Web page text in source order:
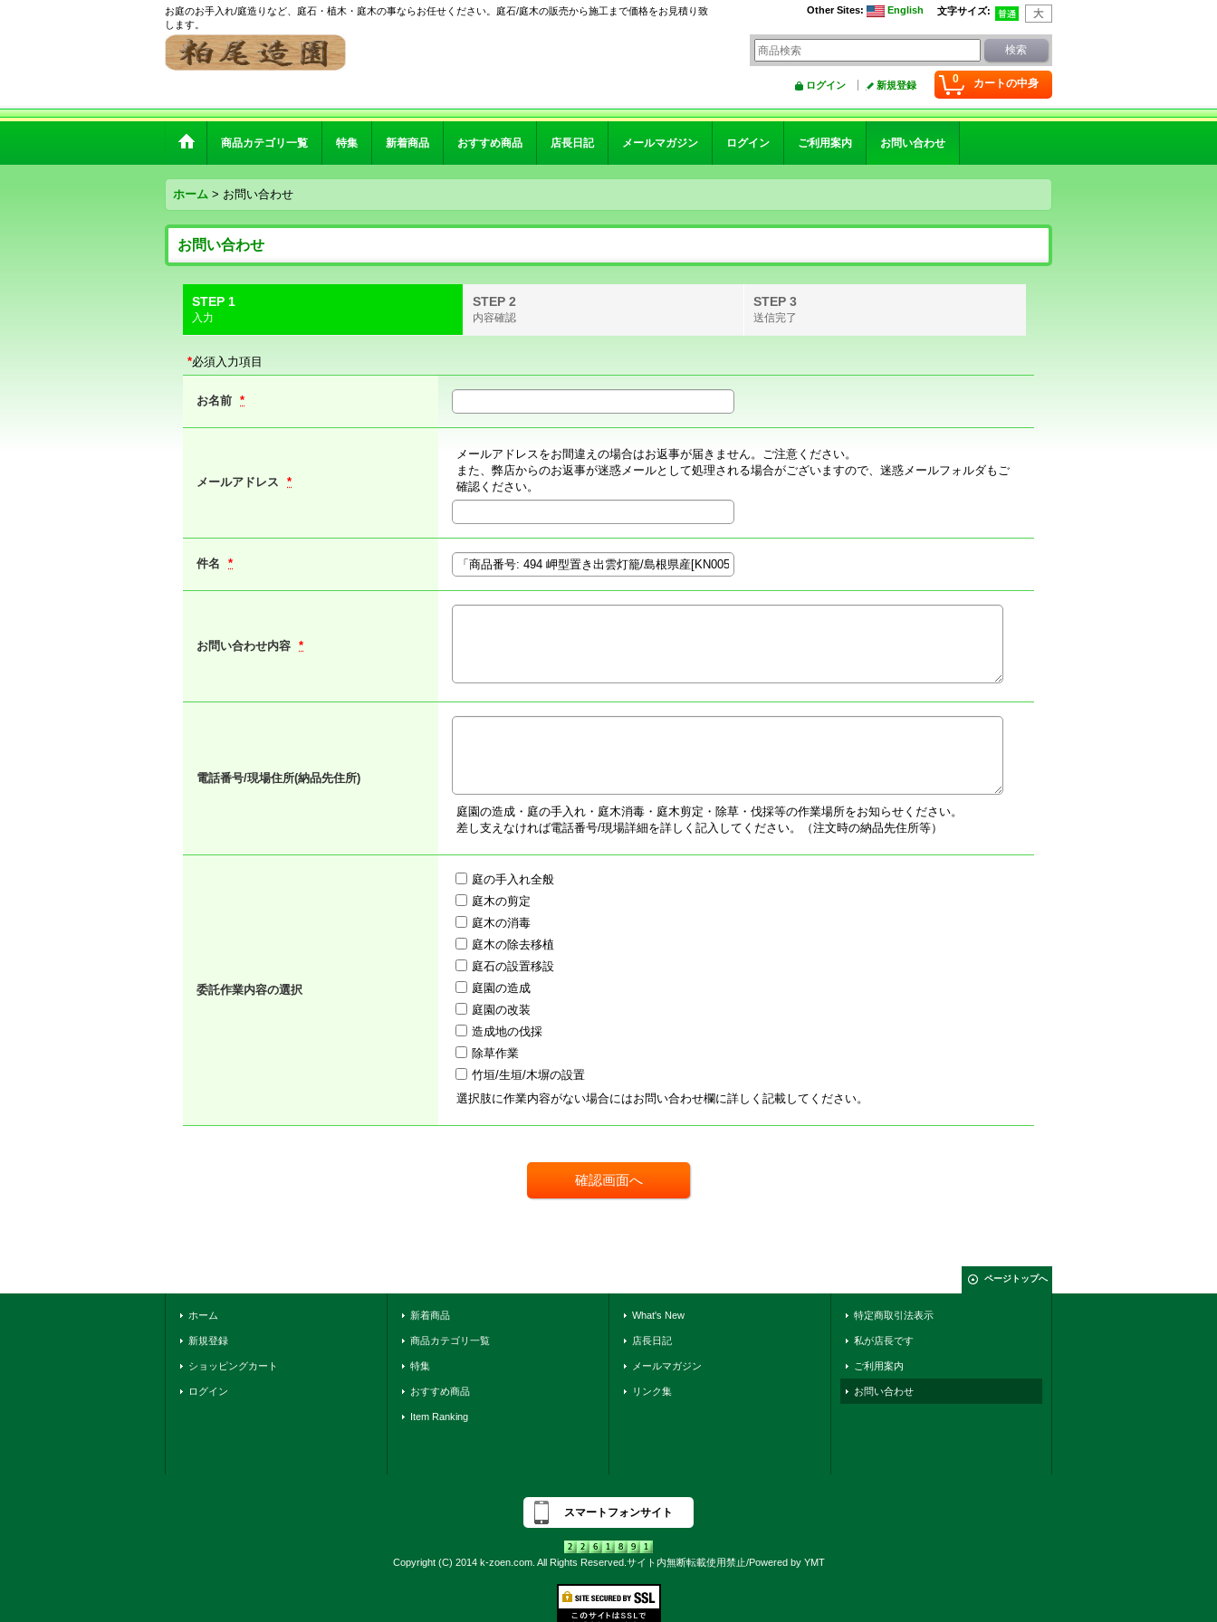
お庭のお手入れ/庭造りなど、庭石・植木・庭木の事ならお任せください。庭石/庭木の販売から施工まで価格をお見積り致
します。
文字サイズ:
Other Sites: English
0 カートの中身
ログイン 新規登録
商品カテゴリ一覧 特集 新着商品 おすすめ商品 店長日記 メールマガジン ログイン ご利用案内 お問い合わせ
ホーム > お問い合わせ
お問い合わせ
STEP 1
入力
STEP 2
内容確認
STEP 3
送信完了
*必須入力項目
お名前 *
メールアドレス *
メールアドレスをお間違えの場合はお返事が届きません。ご注意ください。
また、弊店からのお返事が迷惑メールとして処理される場合がございますので、迷惑メールフォルダもご
確認ください。
件名 *
お問い合わせ内容 *
電話番号/現場住所(納品先住所)
庭園の造成・庭の手入れ・庭木消毒・庭木剪定・除草・伐採等の作業場所をお知らせください。
差し支えなければ電話番号/現場詳細を詳しく記入してください。（注文時の納品先住所等）
委託作業内容の選択
庭の手入れ全般
庭木の剪定
庭木の消毒
庭木の除去移植
庭石の設置移設
庭園の造成
庭園の改装
造成地の伐採
除草作業
竹垣/生垣/木塀の設置
選択肢に作業内容がない場合にはお問い合わせ欄に詳しく記載してください。
ページトップへ
ホーム
新規登録
ショッピングカート
ログイン
新着商品
商品カテゴリ一覧
特集
おすすめ商品
Item Ranking
What's New
店長日記
メールマガジン
リンク集
特定商取引法表示
私が店長です
ご利用案内
お問い合わせ
スマートフォンサイト
Copyright (C) 2014 k-zoen.com. All Rights Reserved.サイト内無断転載使用禁止/Powered by YMT